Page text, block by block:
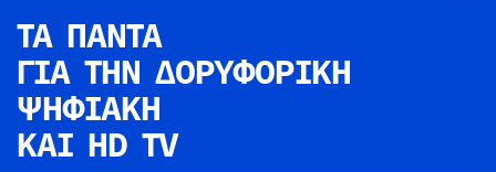
ΤΑ ΠΑΝΤΑ
ΓΙΑ ΤΗΝ ΔΟΡΥΦΟΡΙΚΗ
ΨΗΦΙΑΚΗ
ΚΑΙ HD TV